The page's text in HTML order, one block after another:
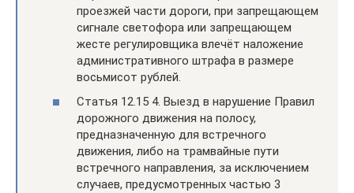
проезжей части дороги, при запрещающем
сигнале светофора или запрещающем
жесте регулировщика влечёт наложение
административного штрафа в размере
восьмисот рублей.
Статья 12.15 4. Выезд в нарушение Правил
дорожного движения на полосу,
предназначенную для встречного
движения, либо на трамвайные пути
встречного направления, за исключением
случаев, предусмотренных частью 3